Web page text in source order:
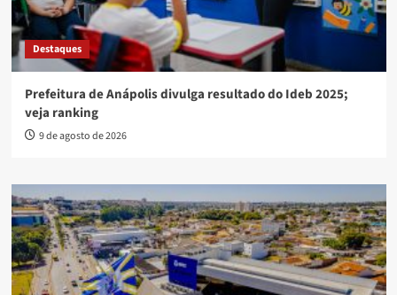
Destaques
Prefeitura de Anápolis divulga resultado do Ideb 2025;
veja ranking
9 de agosto de 2026